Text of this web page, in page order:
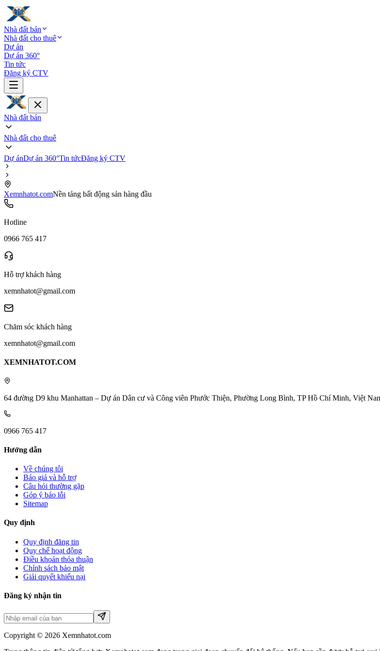
Nhà đất bán
Nhà đất cho thuê
Dự án
Dự án 360°
Tin tức
Đăng ký CTV
Nhà đất bán
Nhà đất cho thuê
Dự ánDự án 360°Tin tứcĐăng ký CTV
Xemnhatot.comNền tảng bất động sản hàng đầu
Hotline
0966 765 417
Hỗ trợ khách hàng
xemnhatot@gmail.com
Chăm sóc khách hàng
xemnhatot@gmail.com
XEMNHATOT.COM
64 đường D9 khu Manhattan – Dự án Dân cư và Công viên Phước Thiện, Phường Long Bình, TP Hồ Chí Minh, Việt
0966 765 417
Hướng dẫn
Về chúng tôi
Báo giá và hỗ trợ
Câu hỏi thường gặp
Góp ý báo lỗi
Sitemap
Quy định
Quy định đăng tin
Quy chế hoạt động
Điều khoản thỏa thuận
Chính sách bảo mật
Giải quyết khiếu nại
Đăng ký nhận tin
Copyright © 2026 Xemnhatot.com